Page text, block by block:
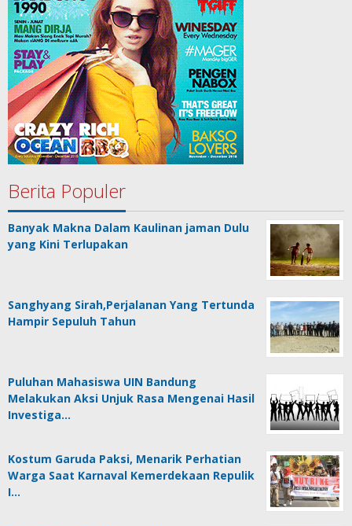
Berita Populer
Banyak Makna Dalam Kaulinan jaman Dulu
yang Kini Terlupakan
Sanghyang Sirah,Perjalanan Yang Tertunda
Hampir Sepuluh Tahun
Puluhan Mahasiswa UIN Bandung
Melakukan Aksi Unjuk Rasa Mengenai Hasil
Investiga…
Kostum Garuda Paksi, Menarik Perhatian
Warga Saat Karnaval Kemerdekaan Repulik
I…